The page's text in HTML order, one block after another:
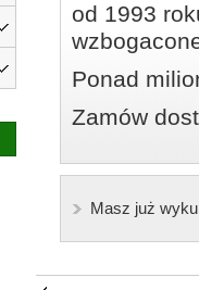
od 1993
Ponad
Zamów
Masz już